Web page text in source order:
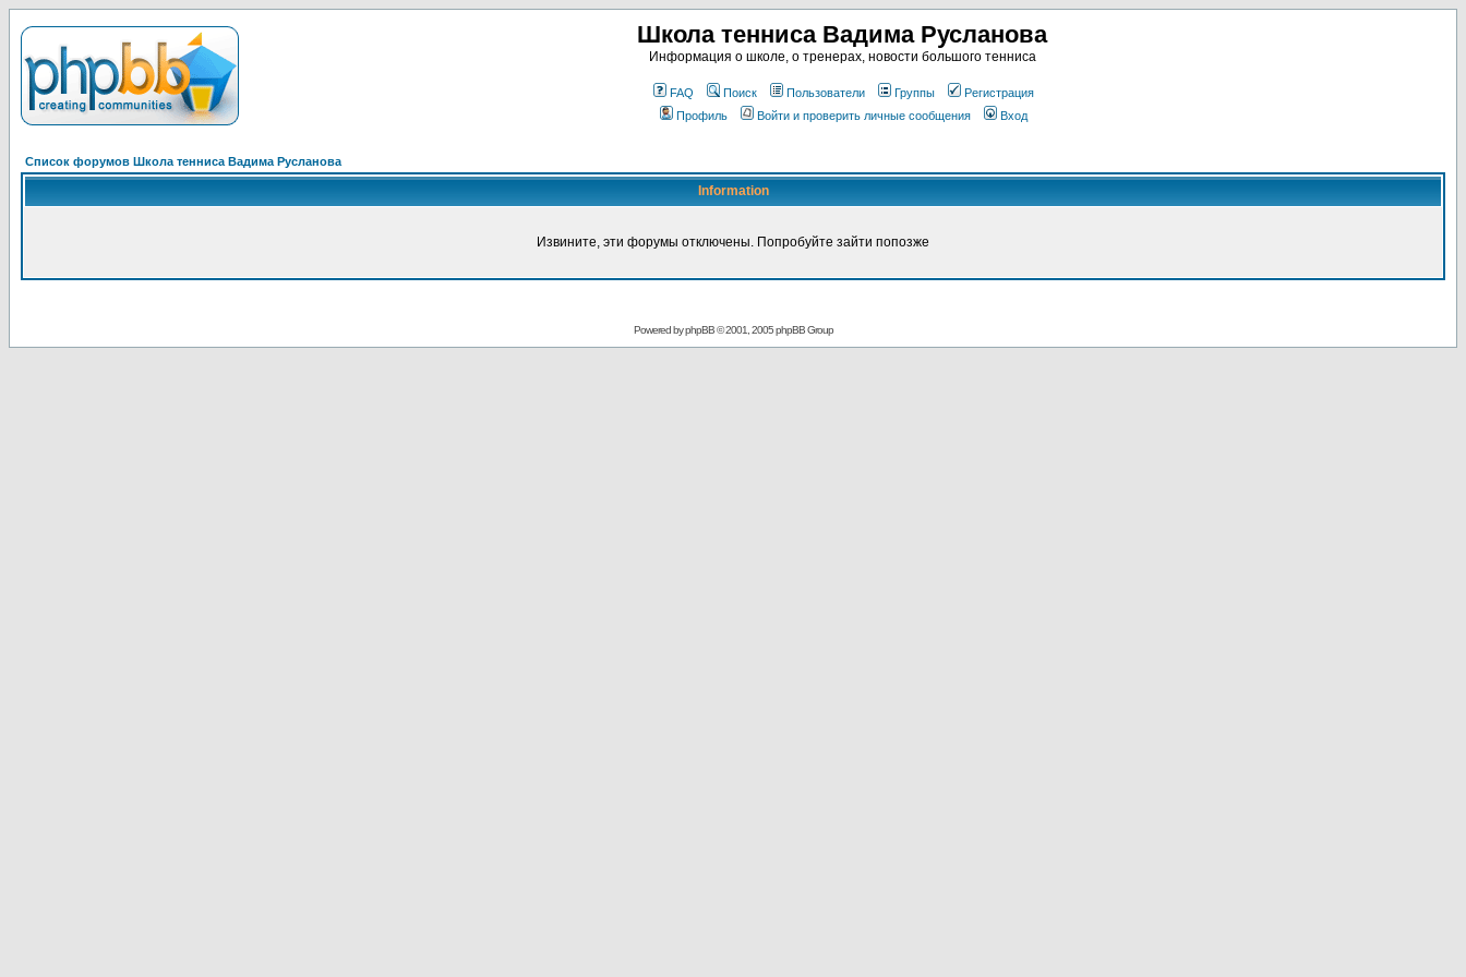
Школа тенниса Вадима Русланова
Информация о школе, о тренерах, новости большого тенниса
FAQ Поиск Пользователи Группы
Регистрация
Профиль
Войти и проверить личные сообщения Вход
Список форумов Школа тенниса Вадима Русланова
Information
Извините, эти форумы отключены. Попробуйте зайти попозже
Powered byphpBB© 2001, 2005 phpBB Group